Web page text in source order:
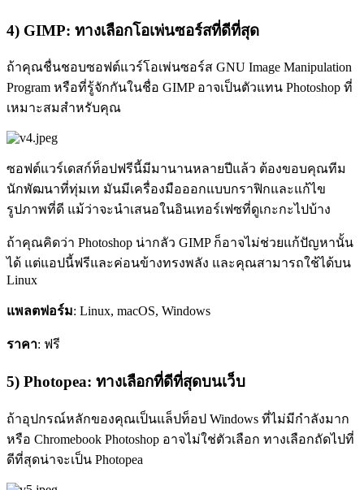
4) GIMP: ทางเลือกโอเพ่นซอร์สที่ดีที่สุด
ถ้าคุณชื่นชอบซอฟต์แวร์โอเพ่นซอร์ส GNU Image Manipulation
Program หรือที่รู้จักกันในชื่อ GIMP อาจเป็นตัวแทน Photoshop ที่
เหมาะสมสำหรับคุณ
ซอฟต์แวร์เดสก์ท็อปฟรีนี้มีมานานหลายปีแล้ว ต้องขอบคุณทีม
นักพัฒนาที่ทุ่มเท มันมีเครื่องมือออกแบบกราฟิกและแก้ไข
รูปภาพที่ดี แม้ว่าจะนำเสนอในอินเทอร์เฟซที่ดูเกะกะไปบ้าง
ถ้าคุณคิดว่า Photoshop น่ากลัว GIMP ก็อาจไม่ช่วยแก้ปัญหานั้น
ได้ แต่แอปนี้ฟรีและค่อนข้างทรงพลัง และคุณสามารถใช้ได้บน
Linux
แพลตฟอร์ม: Linux, macOS, Windows
ราคา: ฟรี
5) Photopea: ทางเลือกที่ดีที่สุดบนเว็บ
ถ้าอุปกรณ์หลักของคุณเป็นแล็ปท็อป Windows ที่ไม่มีกำลังมาก
หรือ Chromebook Photoshop อาจไม่ใช่ตัวเลือก ทางเลือกถัดไปที่
ดีที่สุดน่าจะเป็น Photopea